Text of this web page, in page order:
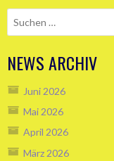
NEWS ARCHIV
Juni 2026
Mai 2026
April 2026
März 2026